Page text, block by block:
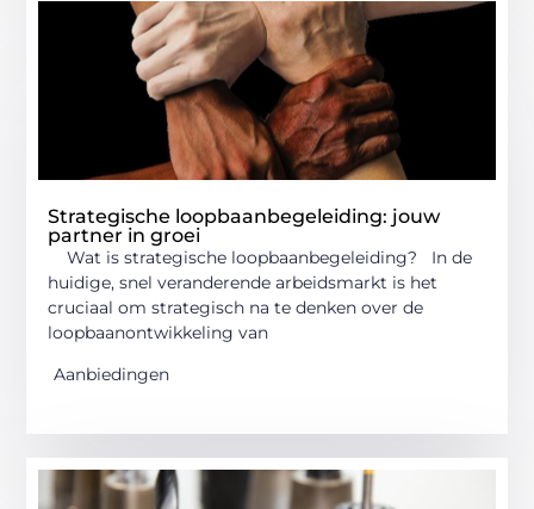
Strategische loopbaanbegeleiding: jouw
partner in groei
Wat is strategische loopbaanbegeleiding? In de
huidige, snel veranderende arbeidsmarkt is het
cruciaal om strategisch na te denken over de
loopbaanontwikkeling van
Aanbiedingen